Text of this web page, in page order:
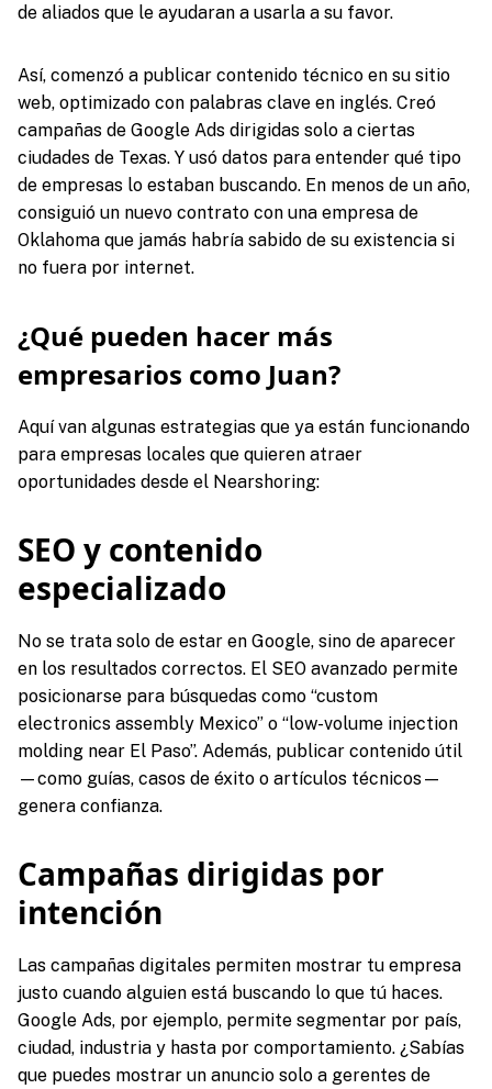
de aliados que le ayudaran a usarla a su favor.
Así, comenzó a publicar contenido técnico en su sitio
web, optimizado con palabras clave en inglés. Creó
campañas de Google Ads dirigidas solo a ciertas
ciudades de Texas. Y usó datos para entender qué tipo
de empresas lo estaban buscando. En menos de un año,
consiguió un nuevo contrato con una empresa de
Oklahoma que jamás habría sabido de su existencia si
no fuera por internet.
¿Qué pueden hacer más
empresarios como Juan?
Aquí van algunas estrategias que ya están funcionando
para empresas locales que quieren atraer
oportunidades desde el Nearshoring:
SEO y contenido
especializado
No se trata solo de estar en Google, sino de aparecer
en los resultados correctos. El SEO avanzado permite
posicionarse para búsquedas como “custom
electronics assembly Mexico” o “low-volume injection
molding near El Paso”. Además, publicar contenido útil
—como guías, casos de éxito o artículos técnicos—
genera confianza.
Campañas dirigidas por
intención
Las campañas digitales permiten mostrar tu empresa
justo cuando alguien está buscando lo que tú haces.
Google Ads, por ejemplo, permite segmentar por país,
ciudad, industria y hasta por comportamiento. ¿Sabías
que puedes mostrar un anuncio solo a gerentes de